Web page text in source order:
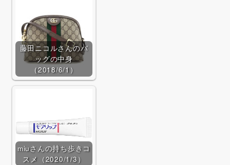
藤田ニコルさんのバ
ッグの中身
（2018/6/1）
miuさんの持ち歩きコ
スメ（2020/1/3）